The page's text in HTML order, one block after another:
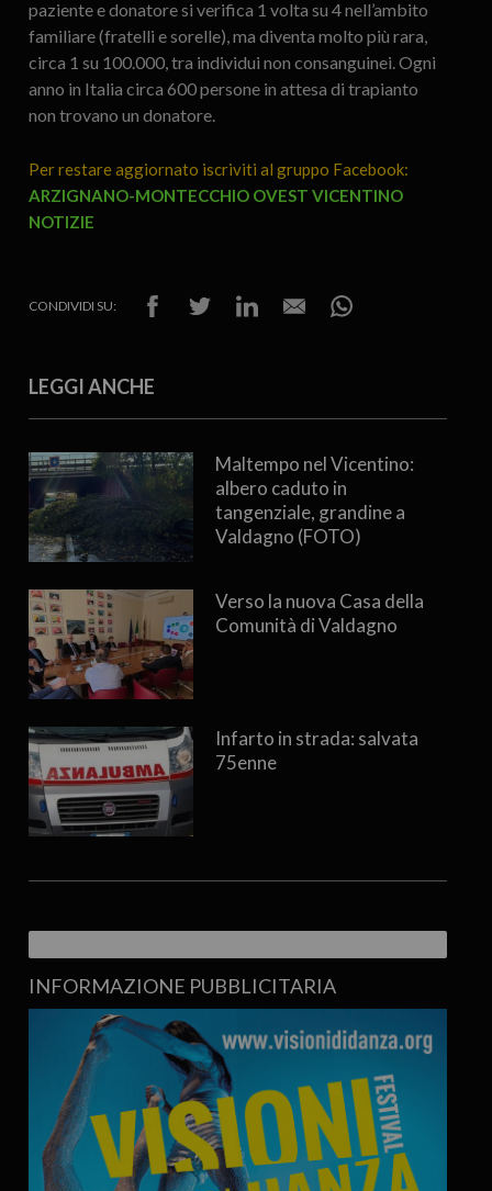
paziente e donatore si verifica 1 volta su 4 nell’ambito
familiare (fratelli e sorelle), ma diventa molto più rara,
circa 1 su 100.000, tra individui non consanguinei. Ogni
anno in Italia circa 600 persone in attesa di trapianto
non trovano un donatore.
Per restare aggiornato iscriviti al gruppo Facebook:
ARZIGNANO-MONTECCHIO OVEST VICENTINO
NOTIZIE
CONDIVIDI SU:
LEGGI ANCHE
Maltempo nel Vicentino:
albero caduto in
tangenziale, grandine a
Valdagno (FOTO)
Verso la nuova Casa della
Comunità di Valdagno
Infarto in strada: salvata
75enne
INFORMAZIONE PUBBLICITARIA